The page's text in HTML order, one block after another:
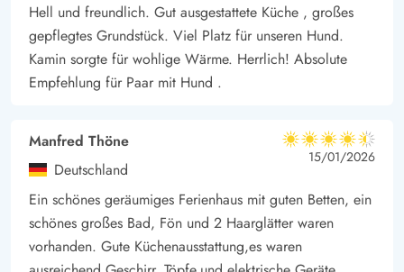
Hell und freundlich. Gut ausgestattete Küche , großes
gepflegtes Grundstück. Viel Platz für unseren Hund.
Kamin sorgte für wohlige Wärme. Herrlich! Absolute
Empfehlung für Paar mit Hund .
Manfred Thöne
Deutschland
4.5 von 5
4.5 von 5
4.5 out of 5
15/01/2026
Ein schönes geräumiges Ferienhaus mit guten Betten, ein
schönes großes Bad, Fön und 2 Haarglätter waren
vorhanden. Gute Küchenausstattung,es waren